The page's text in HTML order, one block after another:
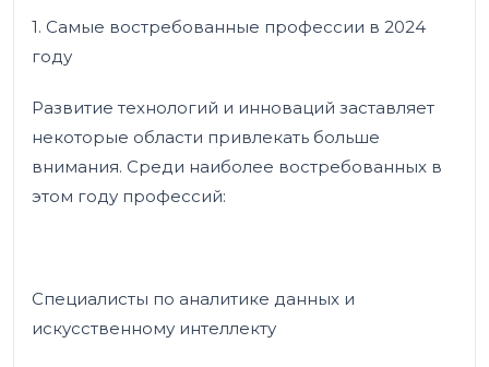
1. Самые востребованные профессии в 2024
году
Развитие технологий и инноваций заставляет
некоторые области привлекать больше
внимания. Среди наиболее востребованных в
этом году профессий:
Специалисты по аналитике данных и
искусственному интеллекту